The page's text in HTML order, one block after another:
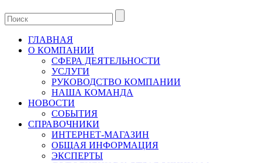
ГЛАВНАЯ
О КОМПАНИИ
СФЕРА ДЕЯТЕЛЬНОСТИ
УСЛУГИ
РУКОВОДСТВО КОМПАНИИ
НАША КОМАНДА
НОВОСТИ
СОБЫТИЯ
СПРАВОЧНИКИ
ИНТЕРНЕТ-МАГАЗИН
ОБЩАЯ ИНФОРМАЦИЯ
ЭКСПЕРТЫ